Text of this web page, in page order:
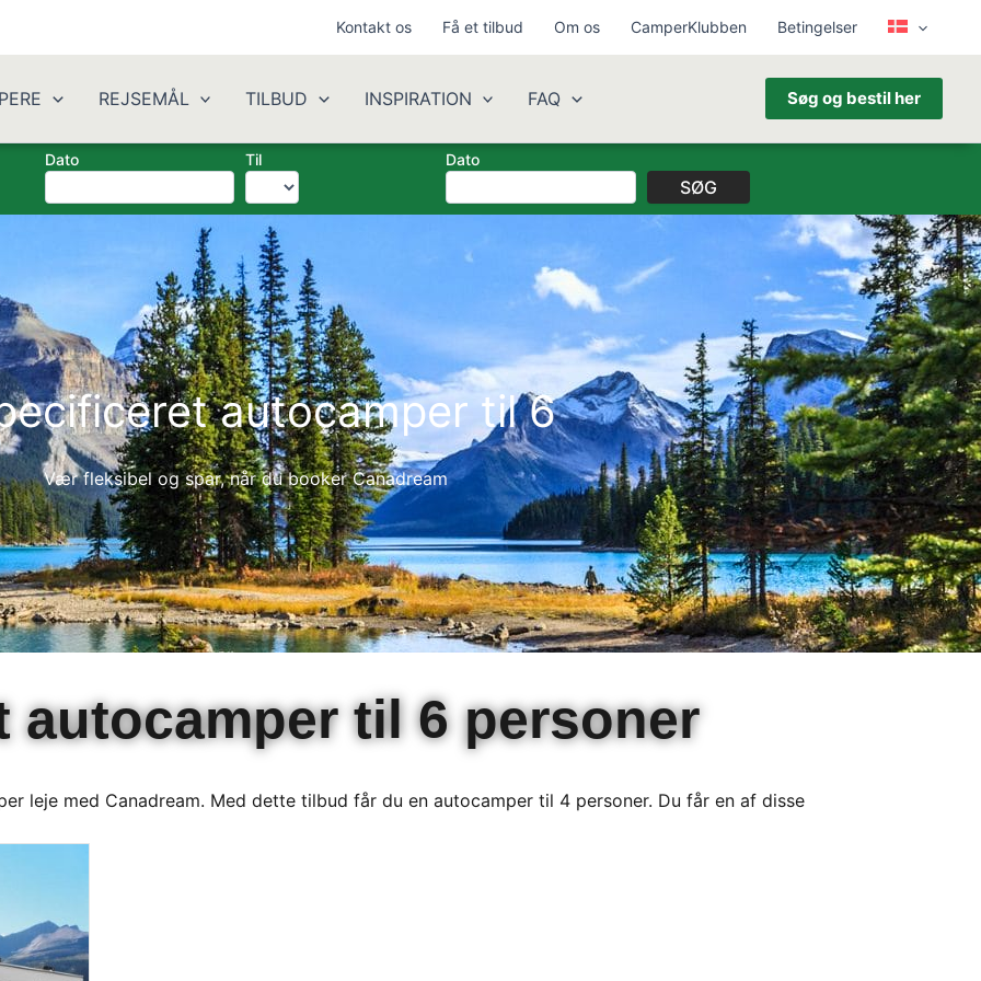
Kontakt os Få et tilbud Om os CamperKlubben Betingelser
REJSEMÅL TILBUD INSPIRATION FAQ Søg og bestil her
Dato Til Dato
SØG
autocamper til 6
Vær fleksibel og spar, når du booker Canadream
autocamper til 6 personer
leje med Canadream. Med dette tilbud får du en autocamper til 4 personer. Du får en af disse